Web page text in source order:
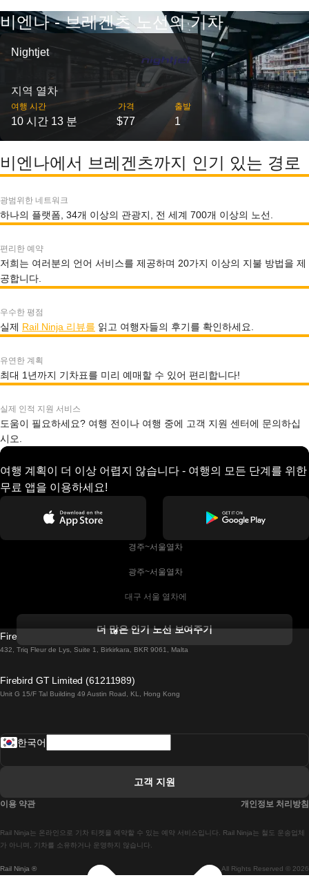
비엔나 - 브레겐츠 노선의 기차
Nightjet
지역 열차
여행 시간
10 시간 13 분
가격
$77
출발
1
비엔나에서 브레겐츠까지 인기 있는 경로
광범위한 네트워크
하나의 플랫폼, 34개 이상의 관광지, 전 세계 700개 이상의 노선.
편리한 예약
저희는 여러분의 언어 서비스를 제공하며 20가지 이상의 지불 방법을 제
공합니다.
우수한 평점
실제 Rail Ninja 리뷰를 읽고 여행자들의 후기를 확인하세요.
유연한 계획
최대 1년까지 기차표를 미리 예매할 수 있어 편리합니다!
실제 인적 지원 서비스
도움이 필요하세요? 여행 전이나 여행 중에 고객 지원 센터에 문의하십
시오.
여행 계획이 더 이상 어렵지 않습니다 - 여행의 모든 단계를 위한
무료 앱을 이용하세요!
경주~서울열차
광주~서울열차
대구 서울 열차에
더블린에서 골웨이 열차
로마에서 나폴리 열차
마드리드-리스본 열차
마드리드에서 바르셀로나로 가는 고속 열차
더 많은 인기 노선 보여주기
Firebird GT Limited (OC 1451)
432, Triq Fleur de Lys, Suite 1, Birkirkara, BKR 9061, Malta
Firebird GT Limited (61211989)
Unit G 15/F Tal Building 49 Austin Road, KL, Hong Kong
Rail Ninja ® All Rights Reserved © 2026
Rail Ninja는 온라인으로 기차 티켓을 예약할 수 있는 예약 서비스입니다. Rail Ninja는 철도 운송업체
가 아니며, 기차를 소유하거나 운영하지 않습니다.
한국어
고객 지원
이용 약관 개인정보 처리방침